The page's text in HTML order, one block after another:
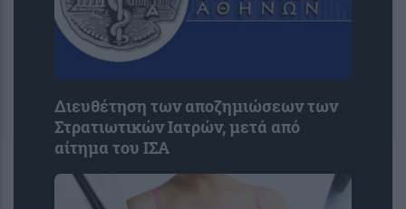
Διευθέτηση των αποζημιώσεων των
Στρατιωτικών Ιατρών, μετά από
αίτημα του ΙΣΑ